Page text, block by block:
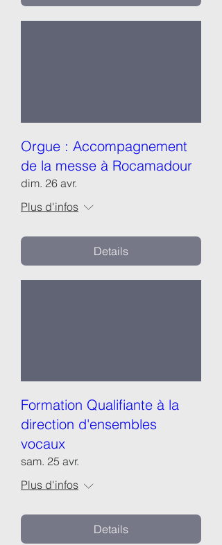
Orgue : Accompagnement
de la messe à Rocamadour
dim. 26 avr.
Plus d'infos
Details
Formation Qualifiante à la
direction d'ensembles
vocaux
sam. 25 avr.
Plus d'infos
Details